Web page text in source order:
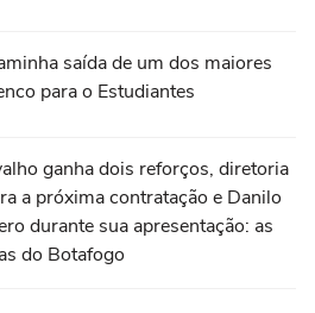
saída de um dos maiores
para o Estudiantes
ganha dois reforços, diretoria
a próxima contratação e Danilo
durante sua apresentação: as
do Botafogo